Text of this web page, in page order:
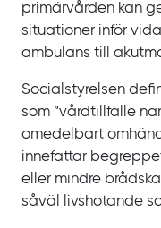
primärvården kan
situationer inför
ambulans till
Socialstyrelsen
som ”vårdtillfälle
omedelbart
innefattar
eller mindre
såväl livshotande